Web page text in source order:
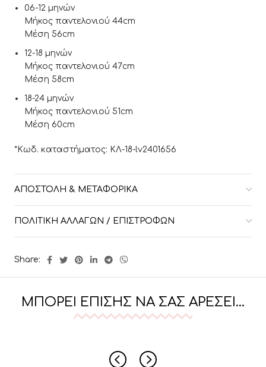
06-12 μηνών
Μήκος παντελονιού 44cm
Μέση 56cm
12-18 μηνών
Μήκος παντελονιού 47cm
Μέση 58cm
18-24 μηνών
Μήκος παντελονιού 51cm
Μέση 60cm
*Κωδ. καταστήματος: ΚΛ-18-lv2401656
ΑΠΟΣΤΟΛΉ & ΜΕΤΑΦΟΡΙΚΆ
ΠΟΛΙΤΙΚΉ ΑΛΛΑΓΏΝ / ΕΠΙΣΤΡΟΦΏΝ
Share:
ΜΠΟΡΕΊ ΕΠΊΣΗΣ ΝΑ ΣΑΣ ΑΡΈΣΕΙ…